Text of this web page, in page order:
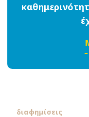
διαφημίσεις